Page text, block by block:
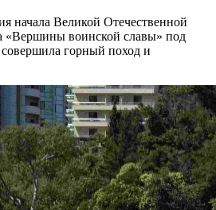
начала Великой Отечественной
«Вершины воинской славы» под
горный поход и